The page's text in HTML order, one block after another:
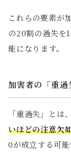
これらの要素が
の20割の過失を
能になります。
加害者の「重
「重過失」とは
いほどの注意欠
0が成立する可能